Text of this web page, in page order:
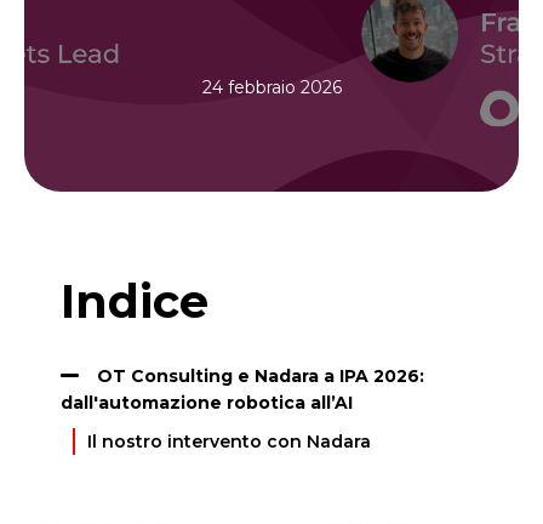
24 febbraio 2026
Indice
OT Consulting e Nadara a IPA 2026:
dall'automazione robotica all’AI
Il nostro intervento con Nadara